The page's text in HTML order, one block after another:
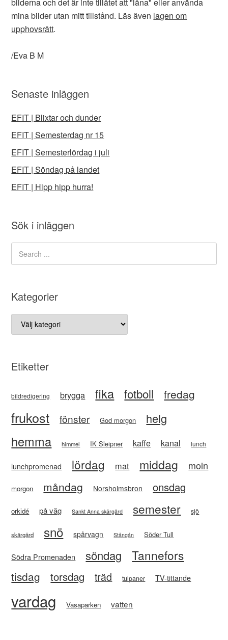
bilderna och det är inte tillåtet att "låna" eller använda
mina bilder utan mitt tillstånd. Läs även lagen om
upphovsrätt.
/Eva B M
Senaste inläggen
EFIT | Blixtar och dunder
EFIT | Semesterdag nr 15
EFIT | Semesterlördag i juli
EFIT | Söndag på landet
EFIT | Hipp hipp hurra!
Sök i inläggen
Kategorier
Kategorier
Etiketter
bildredigering brygga fika fotboll fredag
frukost fönster God morgon helg
hemma himmel IK Sleipner kaffe kanal lunch
lunchpromenad lördag mat middag moln
morgon måndag Norsholmsbron onsdag
orkidé på väg Sankt Anna skärgård semester sjö
skärgård snö spårvagn Stångån Söder Tull
Södra Promenaden söndag Tannefors
tisdag torsdag träd tulpaner TV-tittande
vardag Vasaparken vatten